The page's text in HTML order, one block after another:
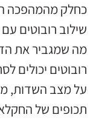
כחלק מהמהפכה
שילוב רובוטים
מה שמגביר את
רובוטים יכולים
על מצב השדות,
תכופים של